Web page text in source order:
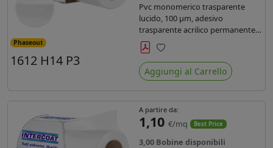
Phaseout
1612 H14 P3
Pvc monomerico trasparente
lucido, 100 µm, adesivo
trasparente acrilico permanente
durata 3 anni, liner in carta kraft
monosiliconata da 135 gr, REACH
compliant per stampa con
inchiostri solvente ecosolvente uv
Preferiti
Aggiungi al Carrello
A partire da:
1,10 €/mq Best Price
3,00 Bobine disponibili